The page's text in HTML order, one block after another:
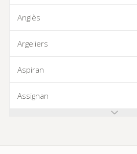
Anglès
Argeliers
Aspiran
Assignan